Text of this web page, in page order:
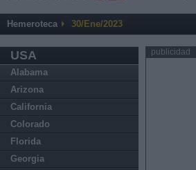
Hemeroteca 30/Ene/2023
USA
Alabama
Arizona
California
Colorado
Florida
Georgia
publicidad